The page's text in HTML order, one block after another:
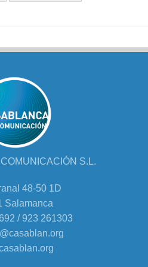
S.L.
48-50 1D
Salamanca
/ 923 261303